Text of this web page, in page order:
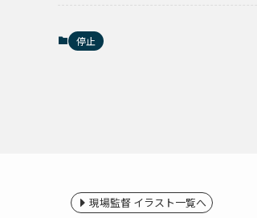
停止
現場監督 イラスト一覧へ